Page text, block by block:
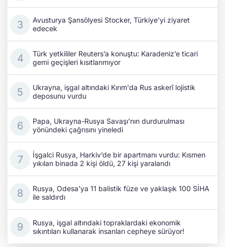
Avusturya Şansölyesi Stocker, Türkiye’yi ziyaret
edecek
Türk yetkililer Reuters’a konuştu: Karadeniz’e ticari
gemi geçişleri kısıtlanmıyor
Ukrayna, işgal altındaki Kırım'da Rus askerî lojistik
deposunu vurdu
Papa, Ukrayna-Rusya Savaşı’nın durdurulması
yönündeki çağrısını yineledi
İşgalci Rusya, Harkiv’de bir apartmanı vurdu: Kısmen
yıkılan binada 2 kişi öldü, 27 kişi yaralandı
Rusya, Odesa'ya 11 balistik füze ve yaklaşık 100 SİHA
ile saldırdı
Rusya, işgal altındaki topraklardaki ekonomik
sıkıntıları kullanarak insanları cepheye sürüyor!